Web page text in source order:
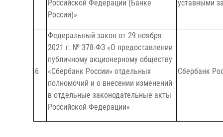
Российской Федерации (Банке
России)»
уставными
6
Федеральный закон от 29 ноября
2021 г. № 378-ФЗ «О предоставлении
публичному акционерному обществу
«Сбербанк России» отдельных
полномочий и о внесении изменений
в отдельные законодательные акты
Российской Федерации»
Сбербанк